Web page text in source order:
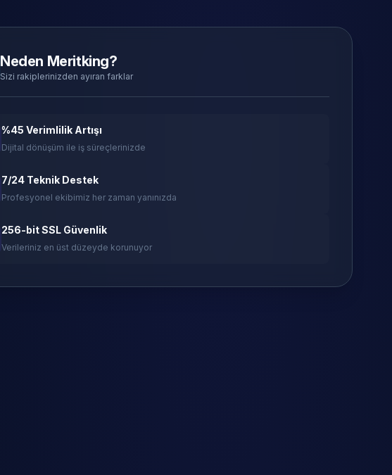
Neden Meritking?
Sizi rakiplerinizden ayıran farklar
%45 Verimlilik Artışı
Dijital dönüşüm ile iş süreçlerinizde
7/24 Teknik Destek
Profesyonel ekibimiz her zaman yanınızda
256-bit SSL Güvenlik
Verileriniz en üst düzeyde korunuyor